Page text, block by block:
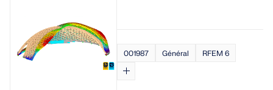
001987 Général RFEM 6